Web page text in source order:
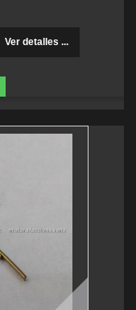
Ver detalles ...